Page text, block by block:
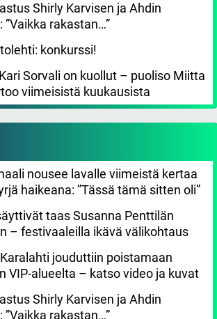
Shirly Karvisen ja Ahdin
”Vaikka rakastan…”
konkurssi!
Sorvali on kuollut – puoliso Miitta
viimeisistä kuukausista
nousee lavalle viimeistä kertaa
haikeana: ”Tässä tämä sitten oli”
taas Susanna Penttilän
– festivaaleilla ikävä välikohtaus
jouduttiin poistamaan
VIP-alueelta – katso video ja kuvat
Shirly Karvisen ja Ahdin
”Vaikka rakastan…”